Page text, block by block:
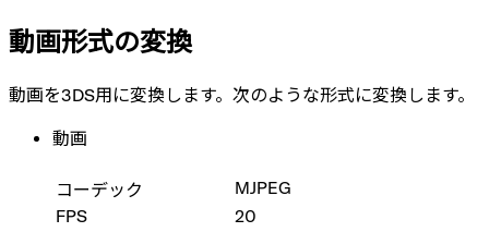
動画形式の変換
動画を3DS用に変換します。次のような形式に変換します。
動画
コーデック
MJPEG
FPS
20